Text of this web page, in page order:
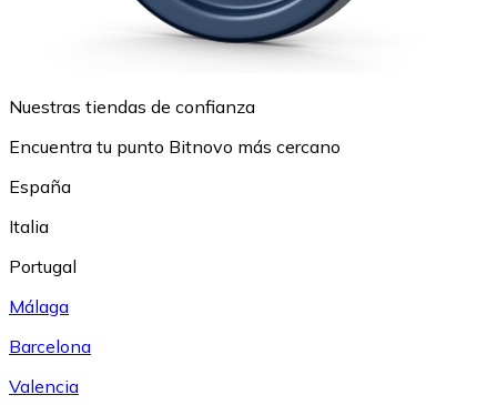
Nuestras tiendas de confianza
Encuentra tu punto Bitnovo más cercano
España
Italia
Portugal
Málaga
Barcelona
Valencia